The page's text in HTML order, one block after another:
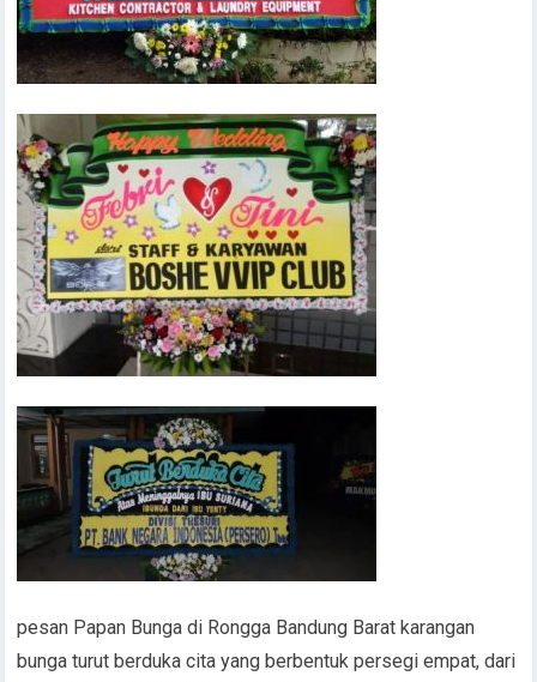
pesan Papan Bunga di Rongga Bandung Barat karangan
bunga turut berduka cita yang berbentuk persegi empat, dari